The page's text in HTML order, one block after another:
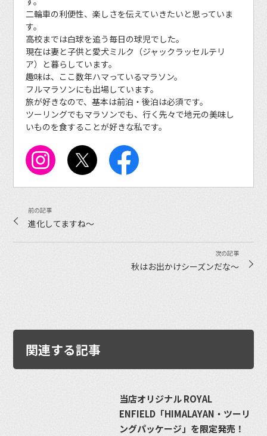
二輪車の利便性、楽しさを伝えていきたいと思っていま
す。
高校までは白球を追う毎日の球児でした。
現在は妻と子供と愛犬ミルク（ジャックラッセルテリ
ア）と暮らしています。
趣味は、ここ数年ハマっているマラソン。
フルマラソンにも出場しています。
旅が好きなので、基本は前泊・後泊は必須です。
ツーリングでもマラソンでも、行く先々で地元の美味し
いものを食することが好きな私です。
進化してますね〜
秋はお出かけシーズンだな〜
関連する記事
当店オリジナル ROYAL
ENFIELD「HIMALAYAN・ツーリ
ングパッケージ」を限定発売！